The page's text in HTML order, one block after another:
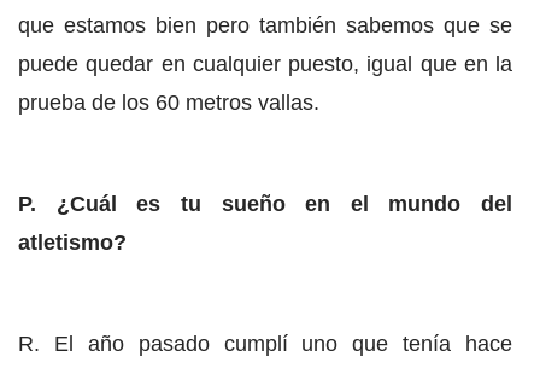
que estamos bien pero también sabemos que se
puede quedar en cualquier puesto, igual que en la
prueba de los 60 metros vallas.
P. ¿Cuál es tu sueño en el mundo del
atletismo?
R. El año pasado cumplí uno que tenía hace